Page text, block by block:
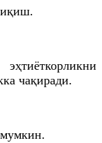
чақиради.
мумкин.